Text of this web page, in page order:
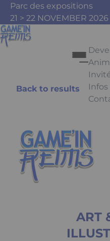
Skip to main content
Parc des expositions
21 > 22 NOVEMBER 2026
Back to results
ART
Cookies management panel